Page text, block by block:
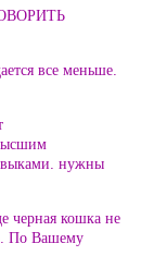
все меньше.
нужны
черная кошка не
По Вашему